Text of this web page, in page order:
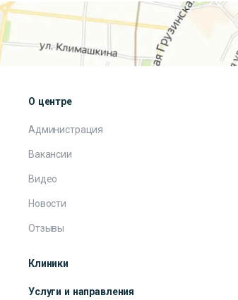
О центре
Администрация
Вакансии
Видео
Новости
Отзывы
Клиники
Услуги и направления